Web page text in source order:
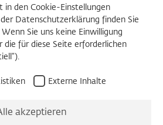
den Cookie-Einstellungen
Datenschutzerklärung finden Sie
Sie uns keine Einwilligung
die für diese Seite erforderlichen
Externe Inhalte
akzeptieren